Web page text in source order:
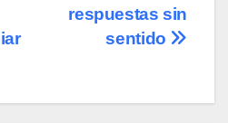
respuestas sin
sentido